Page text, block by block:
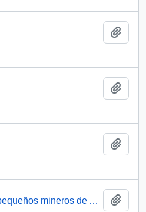
Asociación Gremial de pequeños mineros de Arica y Parinacota